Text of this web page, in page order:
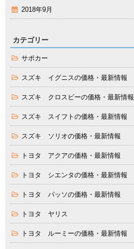
2018年9月
カテゴリー
サポカー
スズキ イグニスの価格・最新情報
スズキ クロスビーの価格・最新情報
スズキ スイフトの価格・最新情報
スズキ ソリオの価格・最新情報
トヨタ アクアの価格・最新情報
トヨタ シエンタの価格・最新情報
トヨタ パッソの価格・最新情報
トヨタ ヤリス
トヨタ ルーミーの価格・最新情報